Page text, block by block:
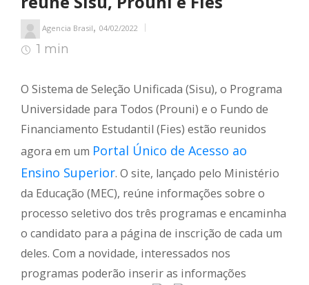
Agencia Brasil, 04/02/2022
1 min
O Sistema de Seleção Unificada (Sisu), o Programa
Universidade para Todos (Prouni) e o Fundo de
Financiamento Estudantil (Fies) estão reunidos
agora em um Portal Único de Acesso ao
Ensino Superior. O site, lançado pelo Ministério
da Educação (MEC), reúne informações sobre o
processo seletivo dos três programas e encaminha
o candidato para a página de inscrição de cada um
deles. Com a novidade, interessados nos
programas poderão inserir as informações